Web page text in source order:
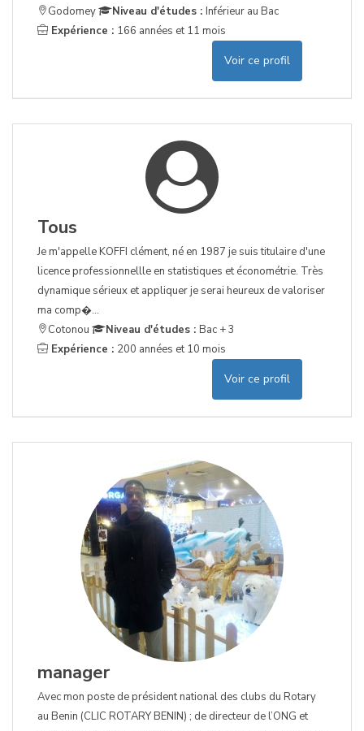
Godomey
Niveau d'études : Inférieur au Bac
Expérience : 166 années et 11 mois
Voir ce profil
Tous
Je m'appelle KOFFI clément, né en 1987 je suis titulaire d'une
licence professionnellle en statistiques et économétrie. Très
dynamique sérieux et appliquer je serai heureux de valoriser
ma comp�...
Cotonou
Niveau d'études : Bac + 3
Expérience : 200 années et 10 mois
Voir ce profil
manager
Avec mon poste de président national des clubs du Rotary
au Benin (CLIC ROTARY BENIN) ; de directeur de l’ONG et